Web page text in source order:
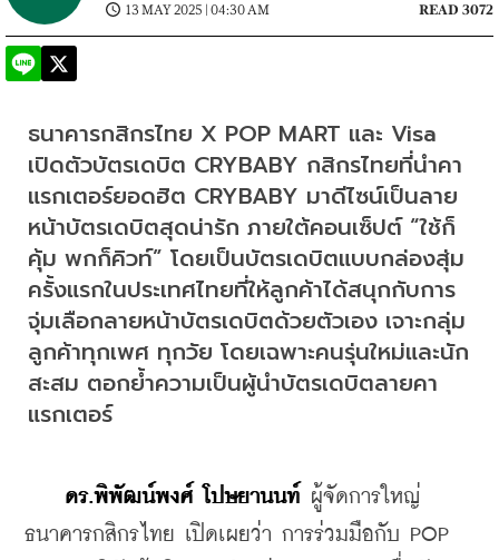
13 MAY 2025 | 04:30 AM
READ 3072
ธนาคารกสิกรไทย X POP MART และ Visa
เปิดตัวบัตรเดบิต CRYBABY กสิกรไทยที่นำคา
แรกเตอร์ยอดฮิต CRYBABY มาดีไซน์เป็นลาย
หน้าบัตรเดบิตสุดน่ารัก ภายใต้คอนเซ็ปต์ “ใช้ก็
คุ้ม พกก็คิวท์” โดยเป็นบัตรเดบิตแบบกล่องสุ่ม
ครั้งแรกในประเทศไทยที่ให้ลูกค้าได้สนุกกับการ
จุ่มเลือกลายหน้าบัตรเดบิตด้วยตัวเอง เจาะกลุ่ม
ลูกค้าทุกเพศ ทุกวัย โดยเฉพาะคนรุ่นใหม่และนัก
สะสม ตอกย้ำความเป็นผู้นำบัตรเดบิตลายคา
แรกเตอร์
ดร.พิพัฒน์พงศ์ โปษยานนท์ ผู้จัดการใหญ่
ธนาคารกสิกรไทย เปิดเผยว่า การร่วมมือกับ POP